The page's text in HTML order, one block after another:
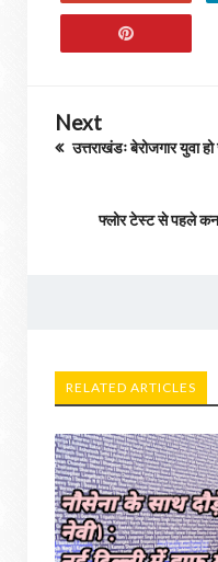
Next
उत्तराखंडः बेरोजगार युवा
फ्लोर टेस्ट से पहले
RELATED ARTICLES